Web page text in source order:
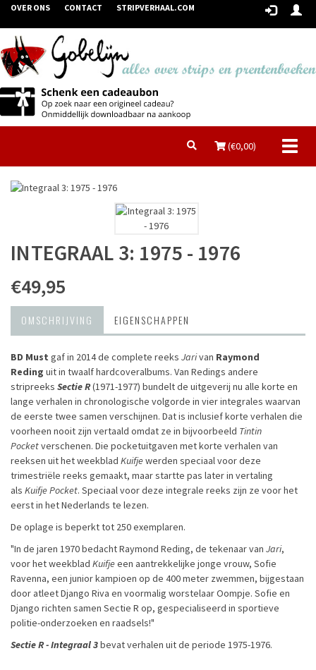
OVER ONS CONTACT STRIPVERHAAL.COM
(€0,00)
INTEGRAAL 3: 1975 - 1976
€49,95
OMSCHRIJVING EIGENSCHAPPEN
BD Must gaf in 2014 de complete reeks Jarivan Raymond
Reding uit in twaalf hardcoveralbums. Van Redings andere
stripreeks Sectie R(1971-1977) bundelt de uitgeverij nu alle korte en
lange verhalen in chronologische volgorde in vier integrales waarvan
de eerste twee samen verschijnen. Dat is inclusief korte verhalen die
voorheen nooit zijn vertaald omdat ze in bijvoorbeeld Tintin
Pocketverschenen. Die pocketuitgaven met korte verhalen van
reeksen uit het weekblad Kuifjewerden speciaal voor deze
trimestriële reeks gemaakt, maar startte pas later in vertaling
als Kuifje Pocket. Speciaal voor deze integrale reeks zijn ze voor het
eerst in het Nederlands te lezen.
De oplage is beperkt tot 250 exemplaren.
"In de jaren 1970 bedacht Raymond Reding, de tekenaar van Jari,
voor het weekblad Kuifjeeen aantrekkelijke jonge vrouw, Sofie
Ravenna, een junior kampioen op de 400 meter zwemmen, bijgestaan
door atleet Django Riva en voormalig worstelaar Oompje. Sofie en
Django richten samen Sectie R op, gespecialiseerd in sportieve
politie-onderzoeken en raadsels!"
Sectie R - Integraal 3bevat verhalen uit de periode 1975-1976.